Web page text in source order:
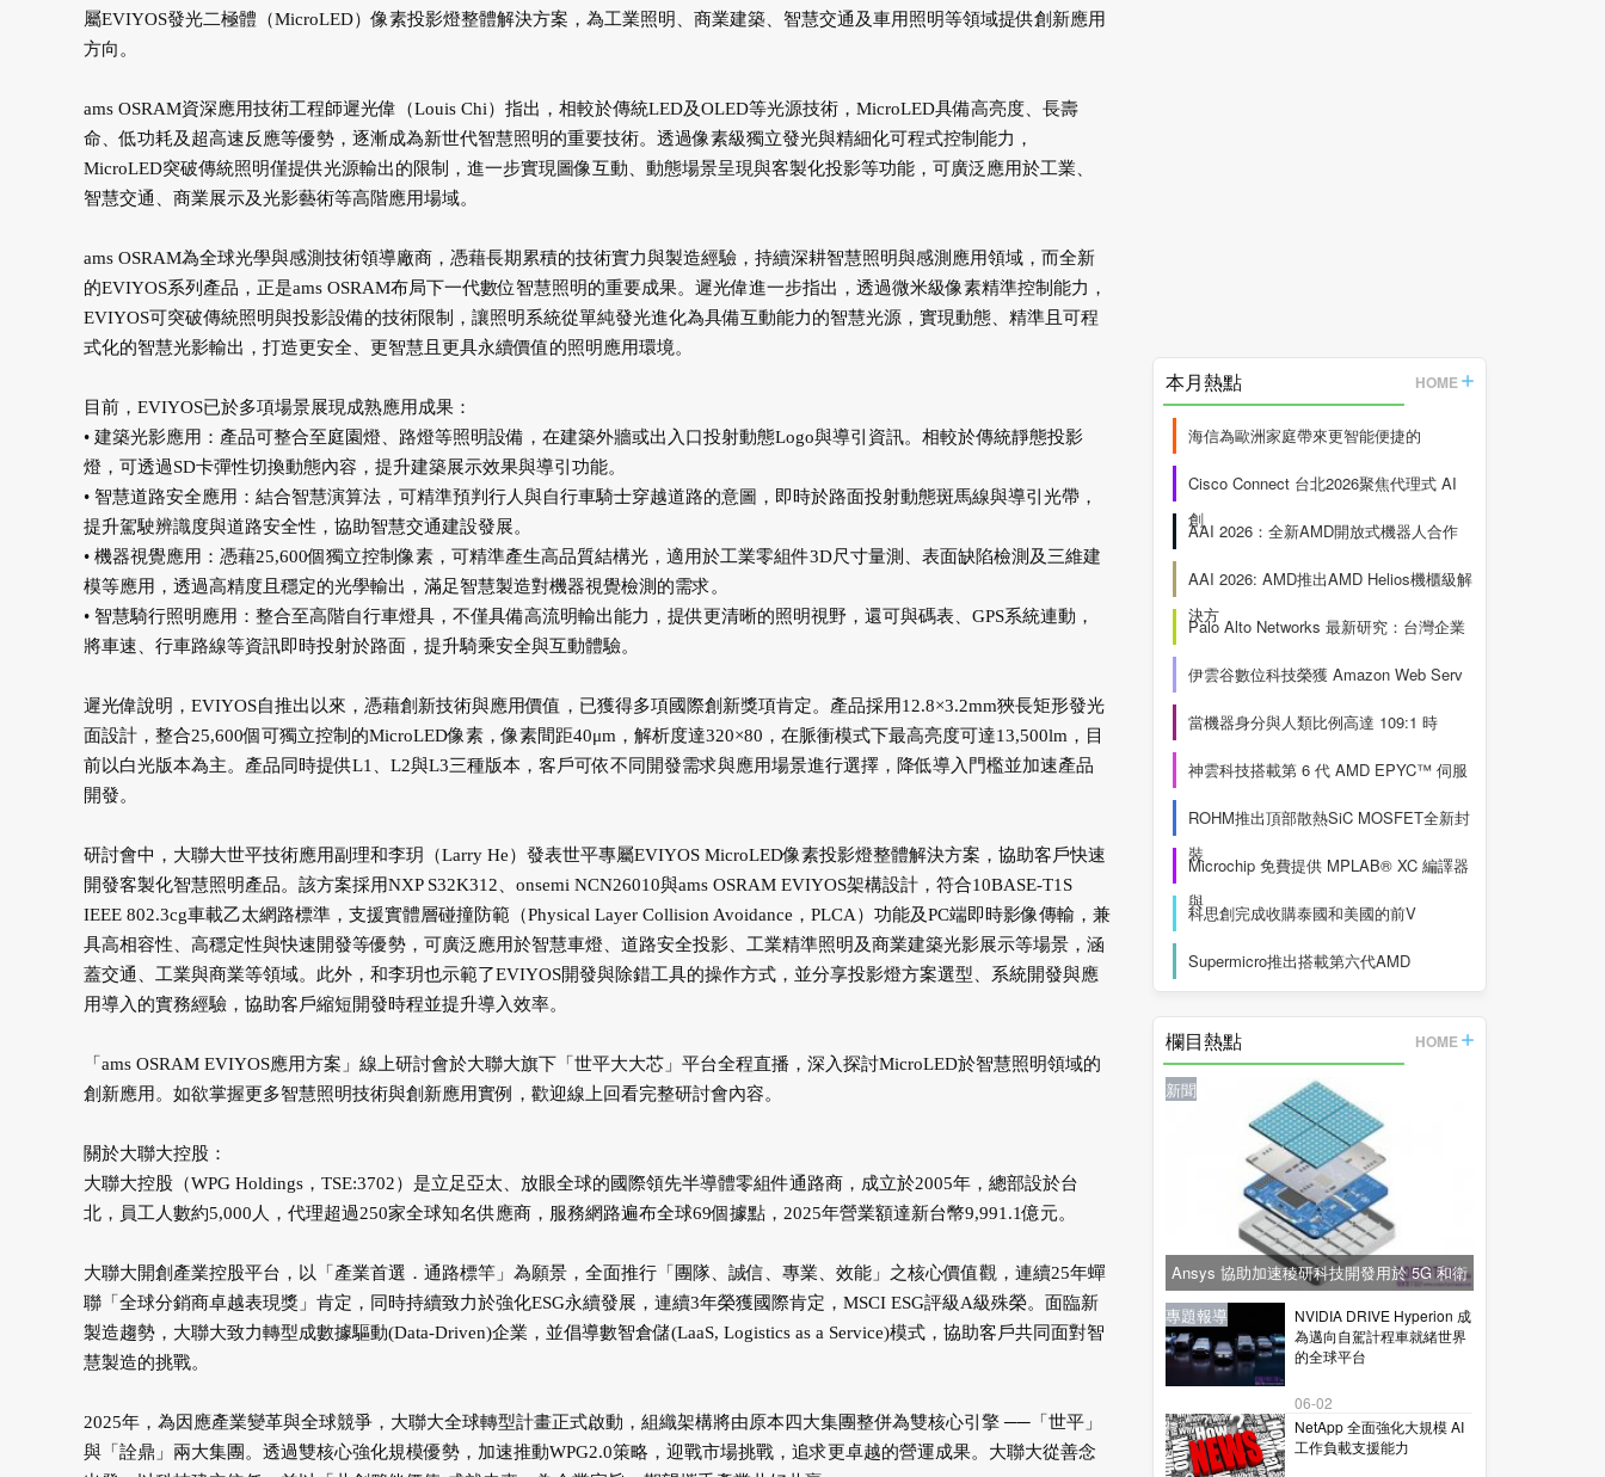
屬EVIYOS發光二極體（MicroLED）像素投影燈整體解決方案，為工業照明、商業建築、智慧交通及車用照明等領域提供創新應用
方向。
ams OSRAM資深應用技術工程師遲光偉（Louis Chi）指出，相較於傳統LED及OLED等光源技術，MicroLED具備高亮度、長壽
命、低功耗及超高速反應等優勢，逐漸成為新世代智慧照明的重要技術。透過像素級獨立發光與精細化可程式控制能力，
MicroLED突破傳統照明僅提供光源輸出的限制，進一步實現圖像互動、動態場景呈現與客製化投影等功能，可廣泛應用於工業、
智慧交通、商業展示及光影藝術等高階應用場域。
ams OSRAM為全球光學與感測技術領導廠商，憑藉長期累積的技術實力與製造經驗，持續深耕智慧照明與感測應用領域，而全新
的EVIYOS系列產品，正是ams OSRAM布局下一代數位智慧照明的重要成果。遲光偉進一步指出，透過微米級像素精準控制能力，
EVIYOS可突破傳統照明與投影設備的技術限制，讓照明系統從單純發光進化為具備互動能力的智慧光源，實現動態、精準且可程
式化的智慧光影輸出，打造更安全、更智慧且更具永續價值的照明應用環境。
目前，EVIYOS已於多項場景展現成熟應用成果：
• 建築光影應用：產品可整合至庭園燈、路燈等照明設備，在建築外牆或出入口投射動態Logo與導引資訊。相較於傳統靜態投影
燈，可透過SD卡彈性切換動態內容，提升建築展示效果與導引功能。
• 智慧道路安全應用：結合智慧演算法，可精準預判行人與自行車騎士穿越道路的意圖，即時於路面投射動態斑馬線與導引光帶，
提升駕駛辨識度與道路安全性，協助智慧交通建設發展。
• 機器視覺應用：憑藉25,600個獨立控制像素，可精準產生高品質結構光，適用於工業零組件3D尺寸量測、表面缺陷檢測及三維建
模等應用，透過高精度且穩定的光學輸出，滿足智慧製造對機器視覺檢測的需求。
• 智慧騎行照明應用：整合至高階自行車燈具，不僅具備高流明輸出能力，提供更清晰的照明視野，還可與碼表、GPS系統連動，
將車速、行車路線等資訊即時投射於路面，提升騎乘安全與互動體驗。
遲光偉說明，EVIYOS自推出以來，憑藉創新技術與應用價值，已獲得多項國際創新獎項肯定。產品採用12.8×3.2mm狹長矩形發光
面設計，整合25,600個可獨立控制的MicroLED像素，像素間距40μm，解析度達320×80，在脈衝模式下最高亮度可達13,500lm，目
前以白光版本為主。產品同時提供L1、L2與L3三種版本，客戶可依不同開發需求與應用場景進行選擇，降低導入門檻並加速產品
開發。
研討會中，大聯大世平技術應用副理和李玥（Larry He）發表世平專屬EVIYOS MicroLED像素投影燈整體解決方案，協助客戶快速
開發客製化智慧照明產品。該方案採用NXP S32K312、onsemi NCN26010與ams OSRAM EVIYOS架構設計，符合10BASE-T1S
IEEE 802.3cg車載乙太網路標準，支援實體層碰撞防範（Physical Layer Collision Avoidance，PLCA）功能及PC端即時影像傳輸，兼
具高相容性、高穩定性與快速開發等優勢，可廣泛應用於智慧車燈、道路安全投影、工業精準照明及商業建築光影展示等場景，涵
蓋交通、工業與商業等領域。此外，和李玥也示範了EVIYOS開發與除錯工具的操作方式，並分享投影燈方案選型、系統開發與應
用導入的實務經驗，協助客戶縮短開發時程並提升導入效率。
「ams OSRAM EVIYOS應用方案」線上研討會於大聯大旗下「世平大大芯」平台全程直播，深入探討MicroLED於智慧照明領域的
創新應用。如欲掌握更多智慧照明技術與創新應用實例，歡迎線上回看完整研討會內容。
關於大聯大控股：
大聯大控股（WPG Holdings，TSE:3702）是立足亞太、放眼全球的國際領先半導體零組件通路商，成立於2005年，總部設於台
北，員工人數約5,000人，代理超過250家全球知名供應商，服務網路遍布全球69個據點，2025年營業額達新台幣9,991.1億元。
大聯大開創產業控股平台，以「產業首選．通路標竿」為願景，全面推行「團隊、誠信、專業、效能」之核心價值觀，連續25年蟬
聯「全球分銷商卓越表現獎」肯定，同時持續致力於強化ESG永續發展，連續3年榮獲國際肯定，MSCI ESG評級A級殊榮。面臨新
製造趨勢，大聯大致力轉型成數據驅動(Data-Driven)企業，並倡導數智倉儲(LaaS, Logistics as a Service)模式，協助客戶共同面對智
慧製造的挑戰。
2025年，為因應產業變革與全球競爭，大聯大全球轉型計畫正式啟動，組織架構將由原本四大集團整併為雙核心引擎 ──「世平」
與「詮鼎」兩大集團。透過雙核心強化規模優勢，加速推動WPG2.0策略，迎戰市場挑戰，追求更卓越的營運成果。大聯大從善念
本月熱點 HOME
海信為歐洲家庭帶來更智能便捷的
Cisco Connect 台北2026聚焦代理式 AI
創
AAI 2026：全新AMD開放式機器人合作
AAI 2026: AMD推出AMD Helios機櫃級解
決方
Palo Alto Networks 最新研究：台灣企業
伊雲谷數位科技榮獲 Amazon Web Serv
當機器身分與人類比例高達 109:1 時
神雲科技搭載第 6 代 AMD EPYC™ 伺服
ROHM推出頂部散熱SiC MOSFET全新封
裝
Microchip 免費提供 MPLAB® XC 編譯器
與
科思創完成收購泰國和美國的前V
Supermicro推出搭載第六代AMD
EPYC™
欄目熱點 HOME
新聞
Ansys 協助加速稜研科技開發用於 5G 和衛
星通訊的下一代毫米波技術
新聞
NVIDIA DRIVE Hyperion 成
為邁向自駕計程車就緒世界
的全球平台
06-02
新聞
NetApp 全面強化大規模 AI
工作負載支援能力
專題報導
新聞
專題報導